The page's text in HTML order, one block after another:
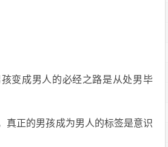
变成男人的必经之路是从处男毕
真正的男孩成为男人的标签是意识